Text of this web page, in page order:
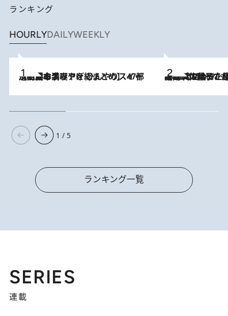
ランキング
HOURLYDAILYWEEKLY
2026.8.5
【西日本エリアを総まとめ】 47都道府県の手みやげ ひんやりスイーツで夏を満喫 2026.8.5
【阿川佐和子さんの年とる力】なぜ70代で始めた趣味は“こんなに楽しい”のか？ ピアノ、俳句…スランプに陥っても続けられる“ある秘訣”とは
1 / 5
ランキング一覧
SERIES
連載